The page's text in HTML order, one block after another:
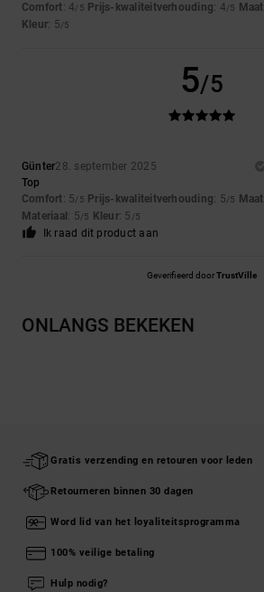
Comfort: 4/5 Prijs-kwaliteitverhouding: 4/5 Maat
Kleur: 5/5
5/5
Günter28. september 2025
Top
Comfort: 5/5 Prijs-kwaliteitverhouding: 5/5 Maat
Materiaal : 5/5 Kleur: 5 /5
Ik raad dit product aan
Geverifieerd doorTrustVille
ONLANGS BEKEKEN
Gratis verzending en retouren voor leden
Retourneren binnen 30 dagen
Word lid van het loyaliteitsprogramma
100% veilige betaling
Hulp nodig?